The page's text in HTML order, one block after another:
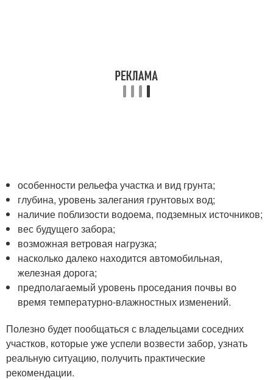
особенности рельефа участка и вид грунта;
глубина, уровень залегания грунтовых вод;
наличие поблизости водоема, подземных источников;
вес будущего забора;
возможная ветровая нагрузка;
насколько далеко находится автомобильная,
железная дорога;
предполагаемый уровень проседания почвы во
время температурно-влажностных изменений.
Полезно будет пообщаться с владельцами соседних
участков, которые уже успели возвести забор, узнать
реальную ситуацию, получить практические
рекомендации.